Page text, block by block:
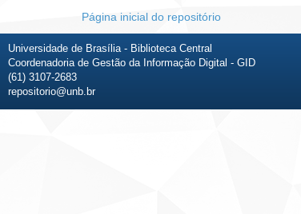
Página inicial do repositório
Universidade de Brasília - Biblioteca Central
Coordenadoria de Gestão da Informação Digital - GID
(61) 3107-2683
repositorio@unb.br